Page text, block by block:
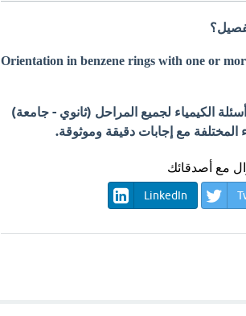
Orientation in benzene rings with one or
الكيمياء لجميع المراحل (ثانوي - جامعة)
مع إجابات دقيقة وموثوقة.
مع أصدقائك
LinkedIn